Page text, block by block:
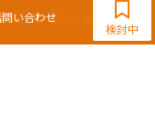
い合わせ
検討中
会会員 （公社） 首都圏不動